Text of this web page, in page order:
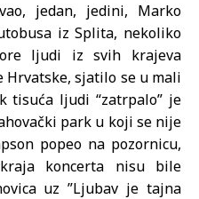
jedan, jedini, Marko
iz Splita, nekoliko
ljudi iz svih krajeva
Hrvatske, sjatilo se u mali
tisuća ljudi “zatrpalo” je
park u koji se nije
popeo na pozornicu,
koncerta nisu bile
uz ”Ljubav je tajna